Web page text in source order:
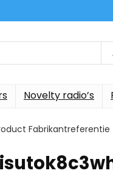
Novelty radio’s
Fabrikantreferentie